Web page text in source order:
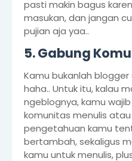
pasti makin bagus
masukan, dan jangan
pujian aja yaa..
5. Gabung
Kamu bukanlah
haha.. Untuk itu, kalau
ngeblognya, kamu
komunitas menulis
pengetahuan kamu
bertambah, sekaligus
kamu untuk menulis,